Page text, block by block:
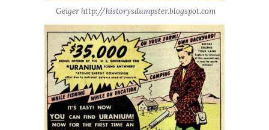
Geiger http://historysdumpster.blogspot.com